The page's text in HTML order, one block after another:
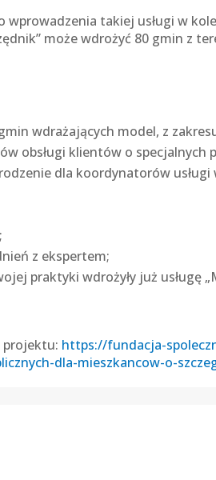
wprowadzenia takiej usługi w
może wdrożyć 80 gmin z
wdrażających model, z
obsługi klientów o specjalnych
dla koordynatorów usługi
z ekspertem;
praktyki wdrożyły już usługę
https://fundacja-
dla-mieszkancow-o-